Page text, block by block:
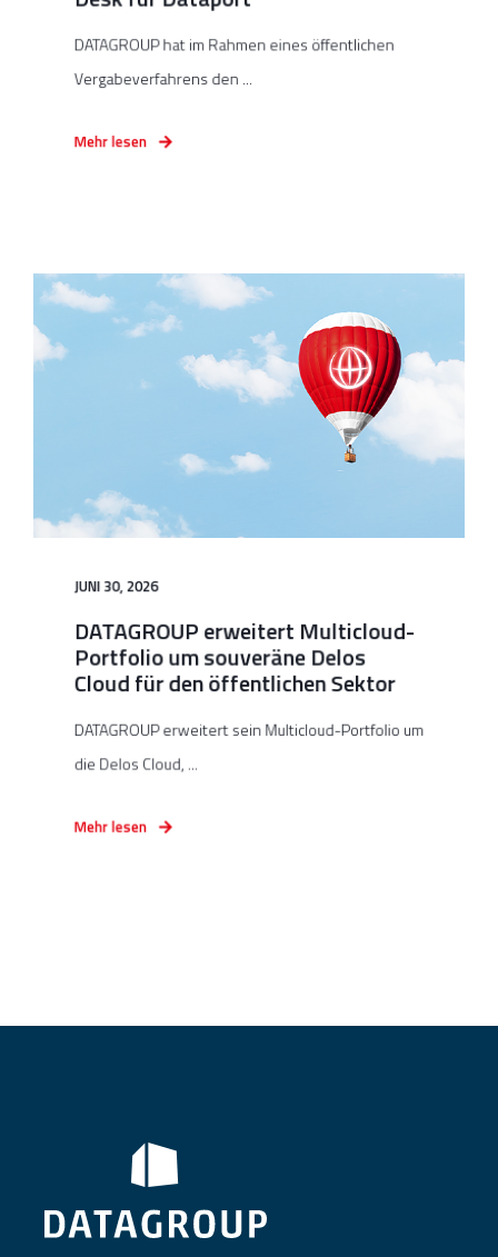
DATAGROUP hat im Rahmen eines öffentlichen
Vergabeverfahrens den ...
Mehr lesen
JUNI 30, 2026
DATAGROUP erweitert Multicloud-
Portfolio um souveräne Delos
Cloud für den öffentlichen Sektor
DATAGROUP erweitert sein Multicloud-Portfolio um
die Delos Cloud, ...
Mehr lesen